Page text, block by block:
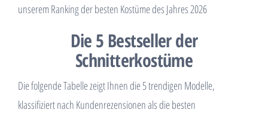
unserem Ranking der besten Kostüme des Jahres 2026
Die 5 Bestseller der
Schnitterkostüme
Die folgende Tabelle zeigt Ihnen die 5 trendigen Modelle,
klassifiziert nach Kundenrezensionen als die besten